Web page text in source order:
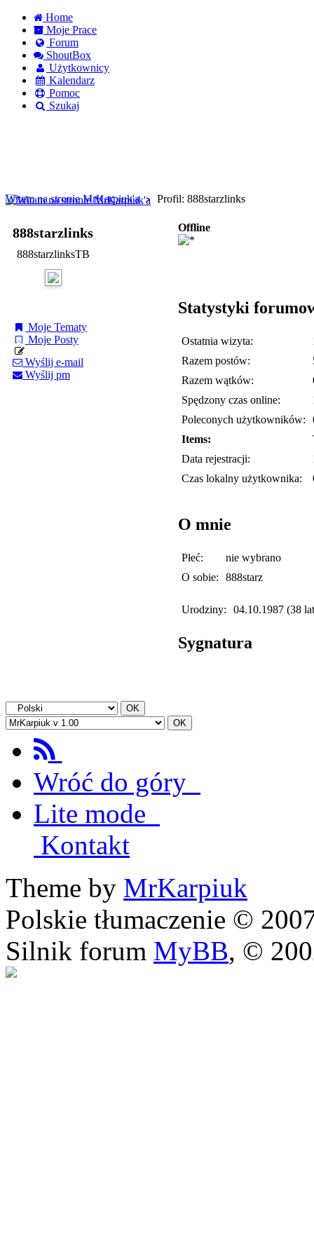
Home
Moje Prace
Forum
ShoutBox
Użytkownicy
Kalendarz
Pomoc
Szukaj
Witam na stronie MrKarpiuk'a
Profil: 888starzlinks
888starzlinks
888starzlinksTB
Moje Tematy
Moje Posty
Wyślij e-mail
Wyślij pm
Offline
Statystyki
Ostatnia wizyta:
Razem postów:
Razem wątków:
Spędzony czas online:
Poleconych użytkowników:
Items:
Data rejestracji:
Czas lokalny użytkownika:
O mnie
Płeć:
nie wybrano
O sobie:
888starz
Urodziny: 04.10.1987 (38
Sygnatura
Wróć do góry
Lite mode
Kontakt
Theme by MrKarpiuk
Polskie tłumaczenie ©
Silnik forum MyBB, ©